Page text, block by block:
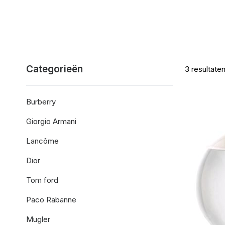
3 resultaten
Categorieën
Burberry
Giorgio Armani
Lancôme
Dior
Tom ford
Paco Rabanne
Mugler